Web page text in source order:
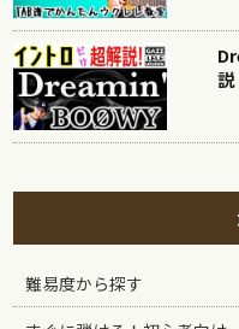
難易度から探す